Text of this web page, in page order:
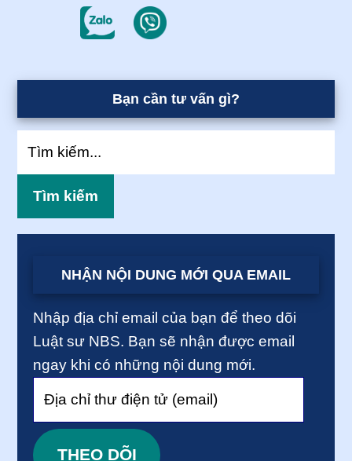
Bạn cần tư vấn gì?
NHẬN NỘI DUNG MỚI QUA EMAIL
Nhập địa chỉ email của bạn để theo dõi
Luật sư NBS. Bạn sẽ nhận được email
ngay khi có những nội dung mới.
thư
THEO DÕI